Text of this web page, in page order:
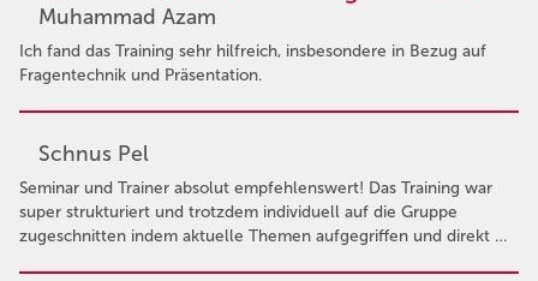
Muhammad Azam
Ich fand das Training sehr hilfreich, insbesondere in Bezug auf
Fragentechnik und Präsentation.
Schnus Pel
Seminar und Trainer absolut empfehlenswert! Das Training war
super strukturiert und trotzdem individuell auf die Gruppe
zugeschnitten indem aktuelle Themen aufgegriffen und direkt …